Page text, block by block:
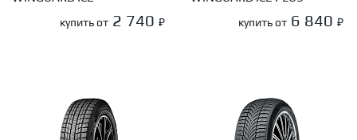
купить от 2 740 ₽ купить от 6 840 ₽